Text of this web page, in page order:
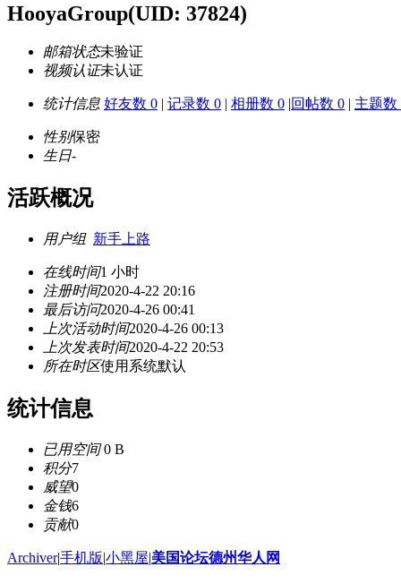
HooyaGroup(UID: 37824)
邮箱状态未验证
视频认证未认证
统计信息 好友数 0 | 记录数 0 | 相册数 0 |回帖数 0 | 主题数
性别保密
生日-
活跃概况
用户组 新手上路
在线时间1 小时
注册时间2020-4-22 20:16
最后访问2020-4-26 00:41
上次活动时间2020-4-26 00:13
上次发表时间2020-4-22 20:53
所在时区使用系统默认
统计信息
已用空间0 B
积分7
威望0
金钱6
贡献0
Archiver|手机版|小黑屋|美国论坛德州华人网